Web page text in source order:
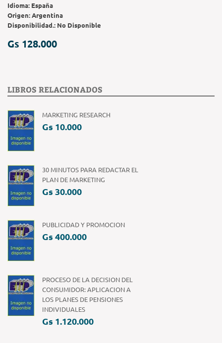
Idioma: España
Origen:Argentina
Disponibilidad.: No Disponible
Gs 128.000
LIBROS RELACIONADOS
MARKETING RESEARCH
Gs 10.000
30 MINUTOS PARA REDACTAR EL
PLAN DE MARKETING
Gs 30.000
PUBLICIDAD Y PROMOCION
Gs 400.000
PROCESO DE LA DECISION DEL
CONSUMIDOR: APLICACION A
LOS PLANES DE PENSIONES
INDIVIDUALES
Gs 1.120.000